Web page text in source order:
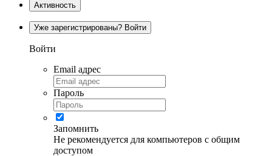
Активность
Уже зарегистрированы? Войти
Войти
Email адрес
Пароль
Запомнить
Не рекомендуется для компьютеров с общим
доступом